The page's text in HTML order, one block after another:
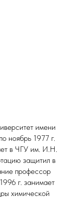
имени
ноябрь 1977 г.
в ЧГУ им. И.Н.
защитил в
профессор
г. занимает
химической